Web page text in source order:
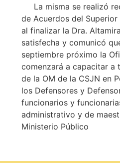
La misma se realizó
de Acuerdos del
al finalizar la Dra.
satisfecha y comunicó
septiembre próximo la
comenzará a capacitar a
de la OM de la CSJN en
los Defensores y
funcionarios y
administrativo y de
Ministerio Público